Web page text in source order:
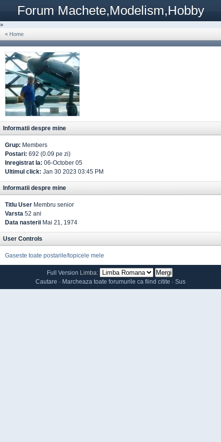
Forum Machete,Modelism,Hobby
»
« Home
Informatii despre mine
Grup: Members
Postari: 692 (0.09 pe zi)
Inregistrat la: 06-October 05
Ultimul click: Jan 30 2023 03:45 PM
Informatii despre mine
Titlu User Membru senior
Varsta 52 ani
Data nasterii Mai 21, 1974
User Controls
Gaseste toate postarile/topicele mele
Full Version Limba:
Cautare · Marcheaza toate forumurile ca fiind citite · Sus